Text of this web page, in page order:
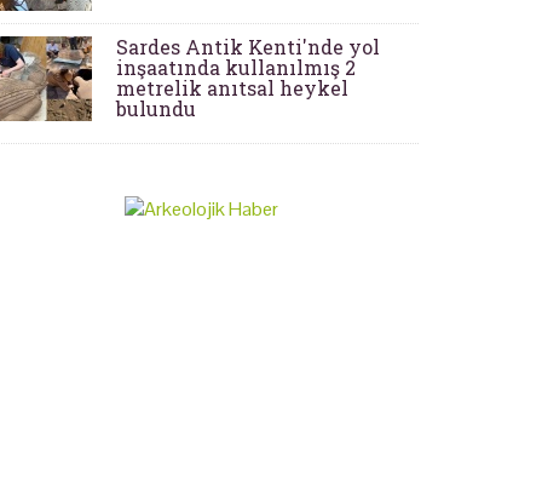
Sardes Antik Kenti'nde yol
inşaatında kullanılmış 2
metrelik anıtsal heykel
bulundu